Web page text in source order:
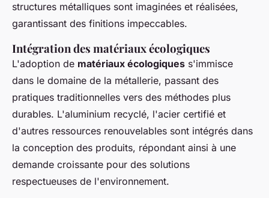
structures métalliques sont imaginées et réalisées,
garantissant des finitions impeccables.
Intégration des matériaux écologiques
L'adoption de matériaux écologiques s'immisce
dans le domaine de la métallerie, passant des
pratiques traditionnelles vers des méthodes plus
durables. L'aluminium recyclé, l'acier certifié et
d'autres ressources renouvelables sont intégrés dans
la conception des produits, répondant ainsi à une
demande croissante pour des solutions
respectueuses de l'environnement.